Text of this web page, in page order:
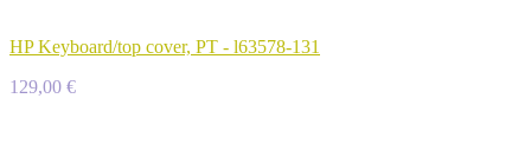
HP Keyboard/top cover, PT - l63578-131
129,00 €